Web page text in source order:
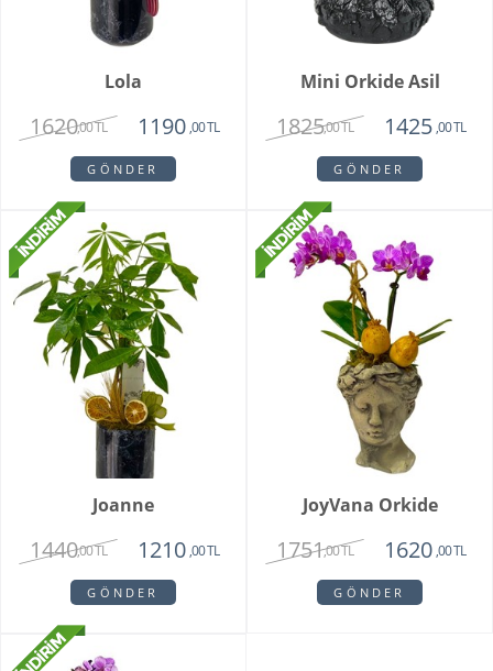
Lola
1620,00 TL 1190 ,00 TL
GÖNDER
Mini Orkide Asil
1825,00 TL 1425 ,00 TL
GÖNDER
Joanne
1440,00 TL 1210 ,00 TL
GÖNDER
JoyVana Orkide
1751,00 TL 1620 ,00 TL
GÖNDER